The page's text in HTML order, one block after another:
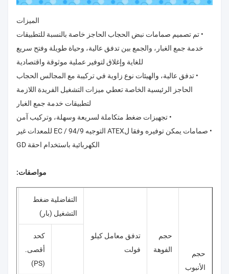
الميزات
• تم تصميم صمامات نبض الحجاب الحاجز خاصة بالنسبة للتطبيقات
خدمة جمع الغبار، والجمع بين تدفق عالية، وحياة طويلة وفتح سريع
للغاية وإغلاق لتوفير عملية موثوقة واقتصادية
• تدفق عالية، والهيئات نوع زاوية في تركيبة مع المجالس الحجاب
الحاجز الرئيسية الخاصة تعطي ميزات التشغيل الفريدة اللازمة
لتطبيقات خدمة جمع الغبار
• تجهيزات ضغط متكاملة لسريعة وسهلة، وتركيب آمن
• صمامات يمكن توفيره وفقا لATEX التوجيه 94/9 / EC للمعدات غير
الكهربائية باستخدام احقة GD
مواصفات:
حجم
الأنبوب
حجم
الفوهة
تدفق معامل كيلو
فولت
التفاضلية ضغط
التشغيل (بار)
كحد
أقصى.
(PS)